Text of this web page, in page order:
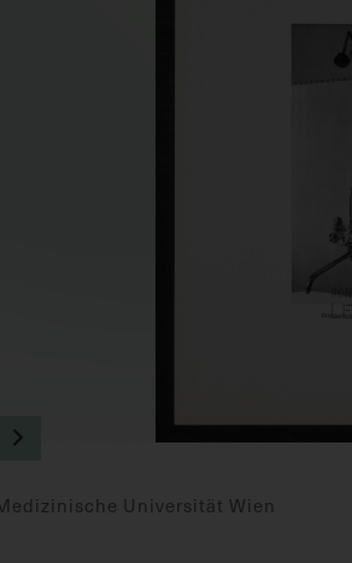
Universität Wien